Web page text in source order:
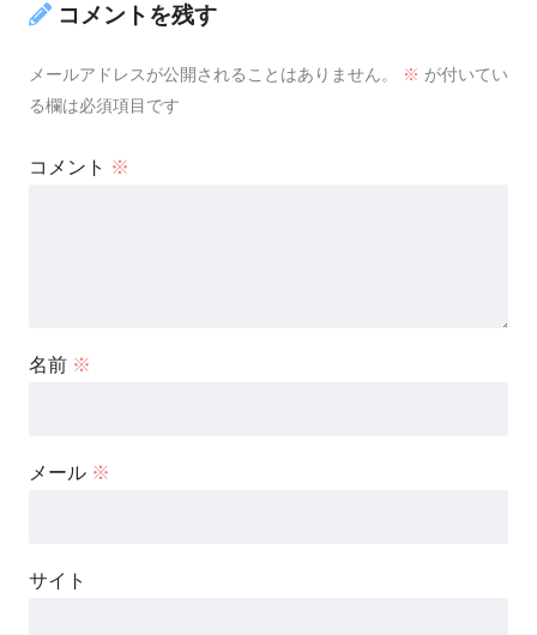
コメントを残す
メールアドレスが公開されることはありません。 ※ が付いてい
る欄は必須項目です
コメント ※
名前 ※
メール ※
サイト